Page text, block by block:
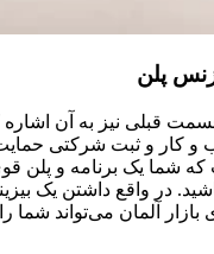
پلن
قبلی نیز به آن اشاره
و کار و ثبت شرکتی
شما یک برنامه و پلن
در واقع داشتن یک
بازار آلمان می‌تواند شما